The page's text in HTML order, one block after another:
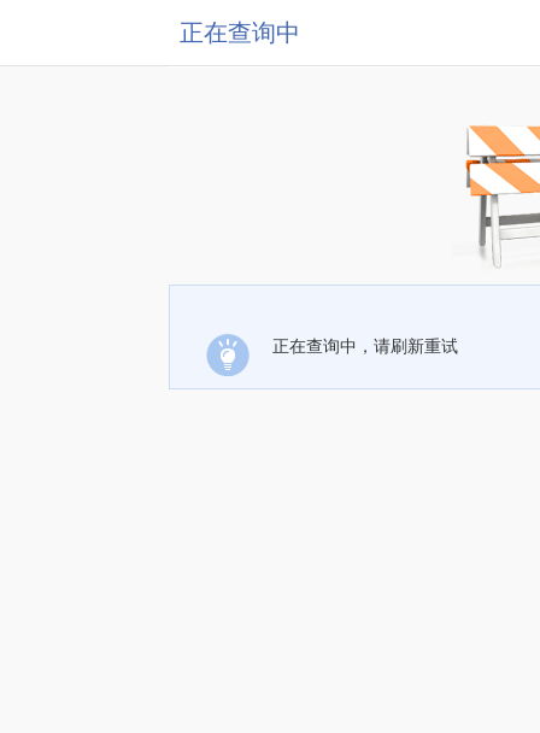
正在查询中
正在查询中，请刷新重试